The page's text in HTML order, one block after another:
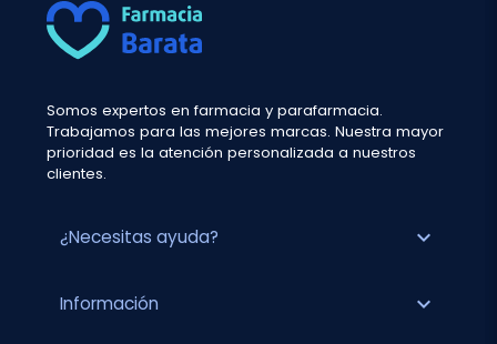
Somos expertos en farmacia y parafarmacia.
Trabajamos para las mejores marcas. Nuestra mayor
prioridad es la atención personalizada a nuestros
clientes.
¿Necesitas ayuda? expand_more
Información expand_more